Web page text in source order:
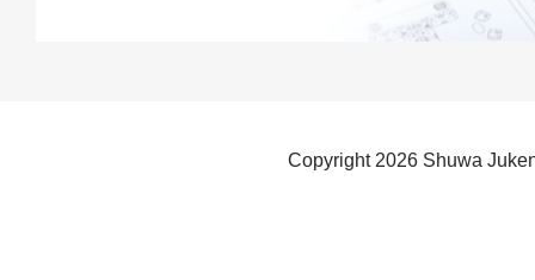
Copyright 2026 Shuwa